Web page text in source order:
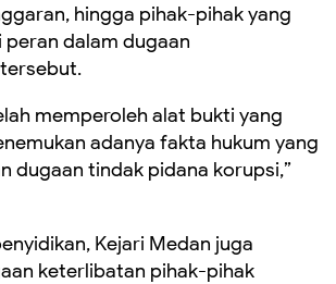
hingga pihak-pihak yang
dalam dugaan
memperoleh alat bukti yang
adanya fakta hukum yang
dugaan tindak pidana korupsi,”
Kejari Medan juga
keterlibatan pihak-pihak